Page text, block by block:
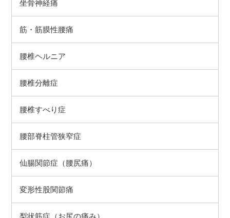
坐骨神経痛
筋・筋膜性腰痛
腰椎ヘルニア
腰椎分離症
腰椎すべり症
腰部脊柱管狭窄症
仙腸関節症（腰尻痛）
変形性股関節痛
梨状筋症（お尻の痛み）